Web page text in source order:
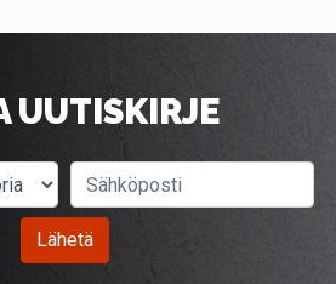
UUTISKIRJE
Lähetä